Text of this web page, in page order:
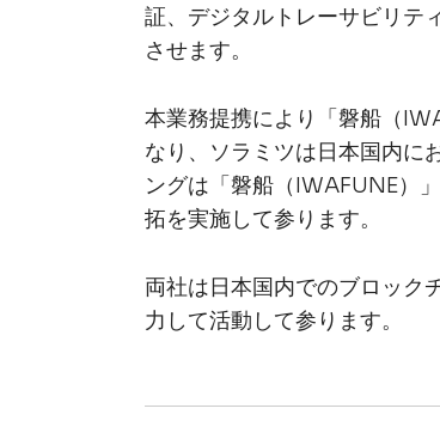
証、デジタルトレーサビリテ
させます。
本業務提携により「磐船（
なり、ソラミツは日本国内に
ングは「磐船（IWAFUNE）
拓を実施して参ります。
両社は日本国内でのブロック
力して活動して参ります。